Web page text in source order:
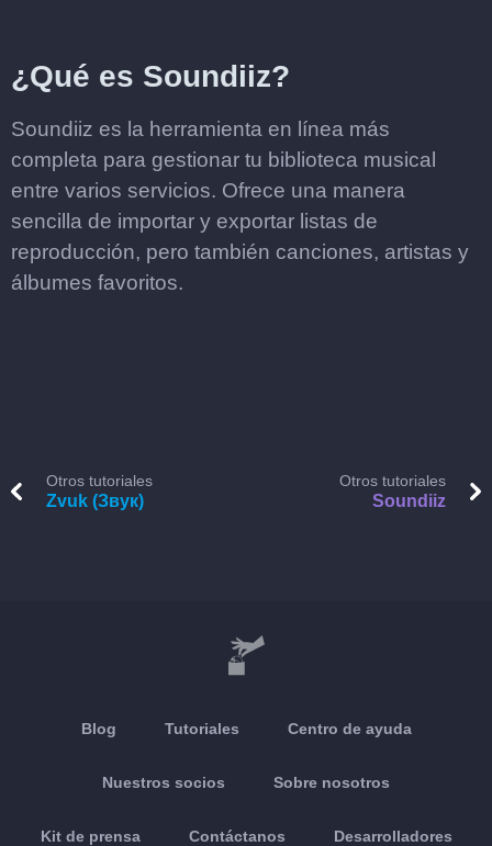
¿Qué es Soundiiz?
Soundiiz es la herramienta en línea más
completa para gestionar tu biblioteca musical
entre varios servicios. Ofrece una manera
sencilla de importar y exportar listas de
reproducción, pero también canciones, artistas y
álbumes favoritos.
Otros tutoriales
Zvuk (Звук)
Otros tutoriales
Soundiiz
Blog Tutoriales Centro de ayuda
Nuestros socios Sobre nosotros
Kit de prensa Contáctanos Desarrolladores